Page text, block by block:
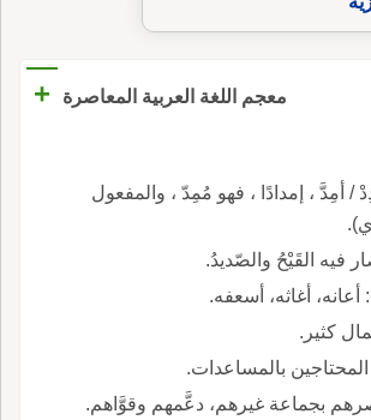
معجم اللغة العربية المعاصرة +
/ أمِدَّ ، إمدادًا ، فهو مُمِدّ ، والمفعول
فيه القَيْحُ والصّديدُ.
أغاثه، أسعفه.
كثير.
المحتاجين بالمساعدات.
بجماعة غيرهم، دعَّمهم وقوَّاهم.